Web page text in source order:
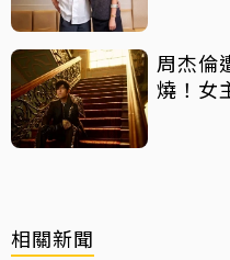
周杰倫
燒！女
相關新聞